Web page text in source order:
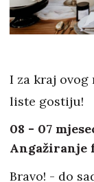
I za kraj ovog
liste gostiju!
08 - 07
Angažiranje
Bravo! - do